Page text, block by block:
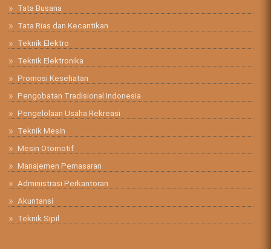
Tata Busana
Tata Rias dan Kecantikan
Teknik Elektro
Teknik Elektronika
Promosi Kesehatan
Pengobatan Tradisional Indonesia
Pengelolaan Usaha Rekreasi
Teknik Mesin
Mesin Otomotif
Manajemen Pemasaran
Administrasi Perkantoran
Akuntansi
Teknik Sipil